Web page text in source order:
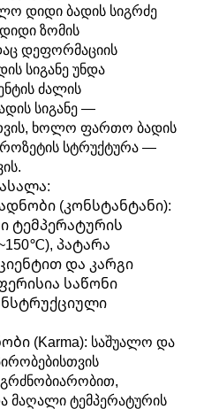
დიდი ბადის სიგრძე
დიდი ზომის
დეფორმაციის
სიგანე უნდა
ძალის
სიგანე —
ხოლო ფართო ბადის
როზეტის სტრუქტურა —
(კონსტანტანი):
ტემპერატურის
პატარა
და კარგი
საწონი
(Karma): საშუალო და
მაღალი ტემპერატურის